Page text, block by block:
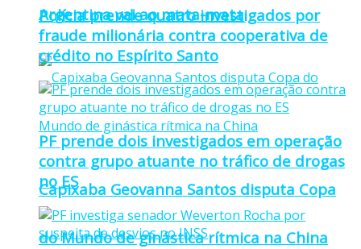
Argentina vai ao mata-mata
Capixaba Geovanna Santos disputa Copa
do Mundo de ginástica rítmica na China
Polícia prende quatro investigados por
fraude milionária contra cooperativa de
crédito no Espírito Santo
PF prende dois investigados em operação
contra grupo atuante no tráfico de drogas
no ES